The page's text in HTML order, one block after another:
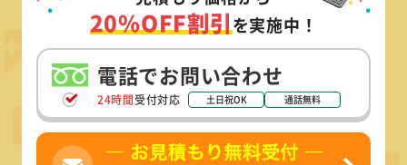
20%OFF割引を実施中！
電話でお問い合わせ
24時間受付対応 土日祝OK 通話無料